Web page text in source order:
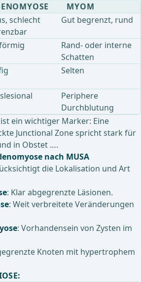
MYOM
schlecht
Gut begrenzt, rund
Rand- oder interne
Schatten
Selten
Periphere
Durchblutung
ist ein wichtiger Marker: Eine
Junctional Zone spricht stark für
in Obstet ….
nach MUSA
die Lokalisation und Art
: Klar abgegrenzte Läsionen.
: Weit verbreitete Veränderungen
: Vorhandensein von Zysten im
Knoten mit hypertrophem